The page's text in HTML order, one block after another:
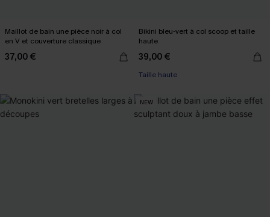
Maillot de bain une pièce noir à col
en V et couverture classique
37,00 €
Bikini bleu-vert à col scoop et taille
haute
39,00 €
Taille haute
NEW